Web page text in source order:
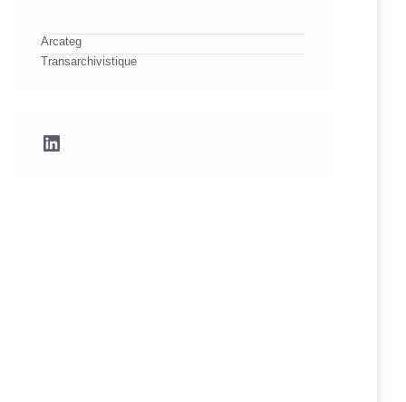
Arcateg
Transarchivistique
LinkedIn